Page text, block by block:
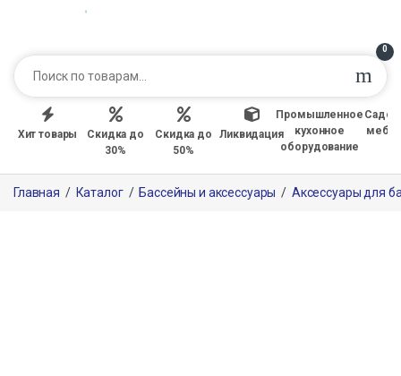
0
Хит товары
Скидка до
30%
Скидка до
50%
Ликвидация
Промышленное
кухонное
оборудование
Главная / Каталог / Бассейны и аксессуары / Аксессуары для